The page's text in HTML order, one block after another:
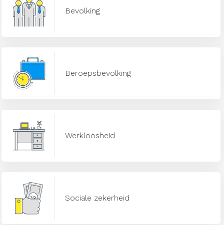
Bevolking
Beroepsbevolking
Werkloosheid
Sociale zekerheid